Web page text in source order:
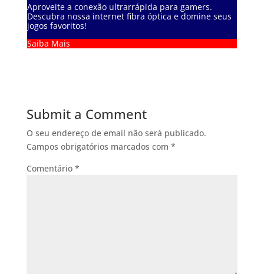
Aproveite a conexão ultrarrápida para gamers.
Descubra nossa internet fibra óptica e domine seus
jogos favoritos!
Saiba Mais
Submit a Comment
O seu endereço de email não será publicado.
Campos obrigatórios marcados com *
Comentário *